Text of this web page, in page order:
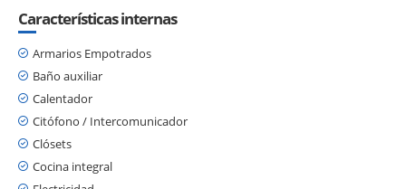
Características internas
Armarios Empotrados
Baño auxiliar
Calentador
Citófono / Intercomunicador
Clósets
Cocina integral